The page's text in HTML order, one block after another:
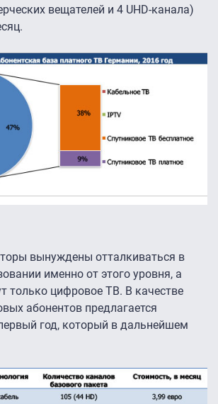
вещателей и 4 UHD-канала)
вынуждены отталкиваться в
именно от этого уровня, а
только цифровое ТВ. В качестве
абонентов предлагается
год, который в дальнейшем